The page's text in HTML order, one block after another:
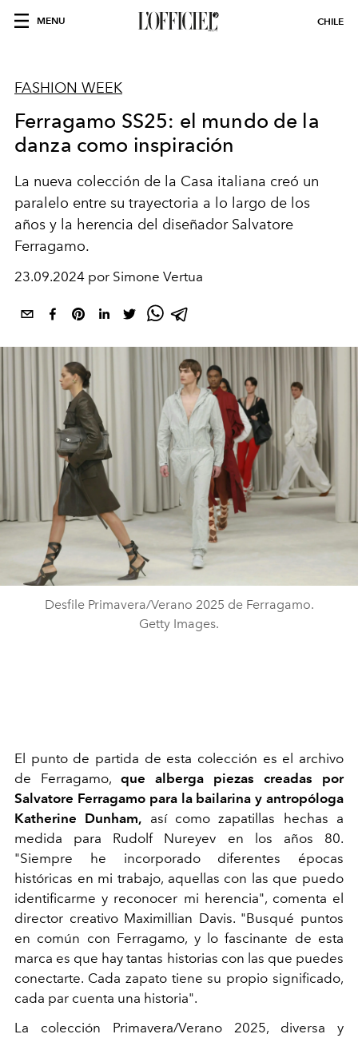
MENU CHILE
FASHION WEEK
Ferragamo SS25: el mundo de la
danza como inspiración
La nueva colección de la Casa italiana creó un
paralelo entre su trayectoria a lo largo de los
años y la herencia del diseñador Salvatore
Ferragamo.
23.09.2024 por Simone Vertua
Desfile Primavera/Verano 2025 de Ferragamo.
Getty Images.
El punto de partida de esta colección es el archivo
de Ferragamo, que alberga piezas creadas por
Salvatore Ferragamo para la bailarina y antropóloga
Katherine Dunham, así como zapatillas hechas a
medida para Rudolf Nureyev en los años 80.
"Siempre he incorporado diferentes épocas
históricas en mi trabajo, aquellas con las que puedo
identificarme y reconocer mi herencia", comenta el
director creativo Maximillian Davis. "Busqué puntos
en común con Ferragamo, y lo fascinante de esta
marca es que hay tantas historias con las que puedes
conectarte. Cada zapato tiene su propio significado,
cada par cuenta una historia".
La colección Primavera/Verano 2025, diversa y